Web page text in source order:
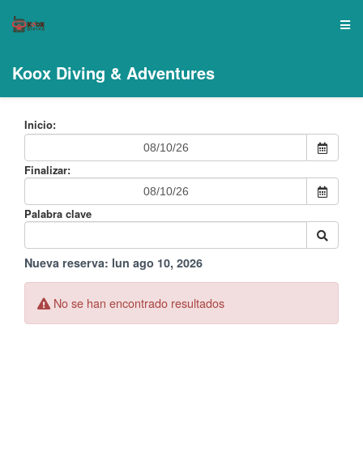
Koox Diving & Adventures
Inicio:
Finalizar:
Palabra clave
Nueva reserva: lun ago 10, 2026
No se han encontrado resultados